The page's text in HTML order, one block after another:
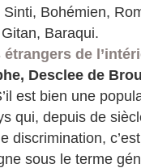
Bohémien,
Baraqui.
étrangers de
Desclee de
est bien une
qui, depuis de
discrimination,
sous le terme